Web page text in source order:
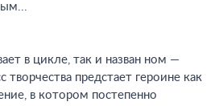
в цикле, так и назван ном —
творчества предстает героине как
в котором постепенно